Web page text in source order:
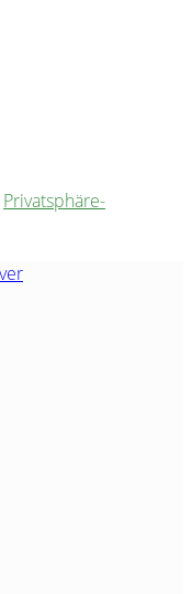
Privatsphäre-